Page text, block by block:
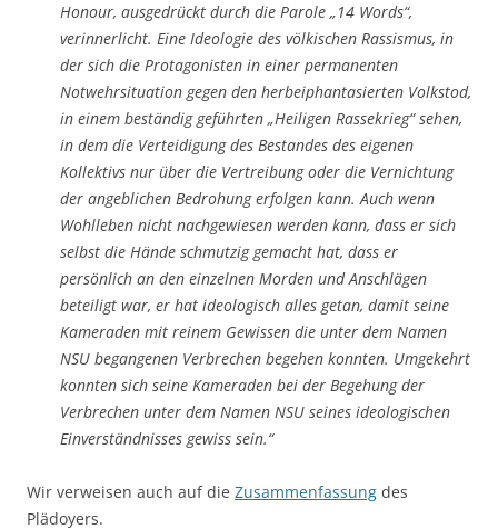
Honour, ausgedrückt durch die Parole „14 Words“,
verinnerlicht. Eine Ideologie des völkischen Rassismus, in
der sich die Protagonisten in einer permanenten
Notwehrsituation gegen den herbeiphantasierten Volkstod,
in einem beständig geführten „Heiligen Rassekrieg“ sehen,
in dem die Verteidigung des Bestandes des eigenen
Kollektivs nur über die Vertreibung oder die Vernichtung
der angeblichen Bedrohung erfolgen kann. Auch wenn
Wohlleben nicht nachgewiesen werden kann, dass er sich
selbst die Hände schmutzig gemacht hat, dass er
persönlich an den einzelnen Morden und Anschlägen
beteiligt war, er hat ideologisch alles getan, damit seine
Kameraden mit reinem Gewissen die unter dem Namen
NSU begangenen Verbrechen begehen konnten. Umgekehrt
konnten sich seine Kameraden bei der Begehung der
Verbrechen unter dem Namen NSU seines ideologischen
Einverständnisses gewiss sein.“
Wir verweisen auch auf die Zusammenfassung des
Plädoyers.